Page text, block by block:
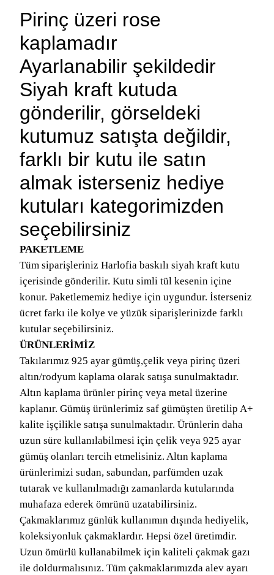
Pirinç üzeri rose
kaplamadır
Ayarlanabilir şekildedir
Siyah kraft kutuda
gönderilir, görseldeki
kutumuz satışta değildir,
farklı bir kutu ile satın
almak isterseniz hediye
kutuları kategorimizden
seçebilirsiniz
PAKETLEME
Tüm siparişleriniz Harlofia baskılı siyah kraft kutu
içerisinde gönderilir. Kutu simli tül kesenin içine
konur. Paketlememiz hediye için uygundur. İsterseniz
ücret farkı ile kolye ve yüzük siparişlerinizde farklı
kutular seçebilirsiniz.
ÜRÜNLERİMİZ
Takılarımız 925 ayar gümüş,çelik veya pirinç üzeri
altın/rodyum kaplama olarak satışa sunulmaktadır.
Altın kaplama ürünler pirinç veya metal üzerine
kaplanır. Gümüş ürünlerimiz saf gümüşten üretilip A+
kalite işçilikle satışa sunulmaktadır. Ürünlerin daha
uzun süre kullanılabilmesi için çelik veya 925 ayar
gümüş olanları tercih etmelisiniz. Altın kaplama
ürünlerimizi sudan, sabundan, parfümden uzak
tutarak ve kullanılmadığı zamanlarda kutularında
muhafaza ederek ömrünü uzatabilirsiniz.
Çakmaklarımız günlük kullanımın dışında hediyelik,
koleksiyonluk çakmaklardır. Hepsi özel üretimdir.
Uzun ömürlü kullanabilmek için kaliteli çakmak gazı
ile doldurmalısınız. Tüm çakmaklarımızda alev ayarı